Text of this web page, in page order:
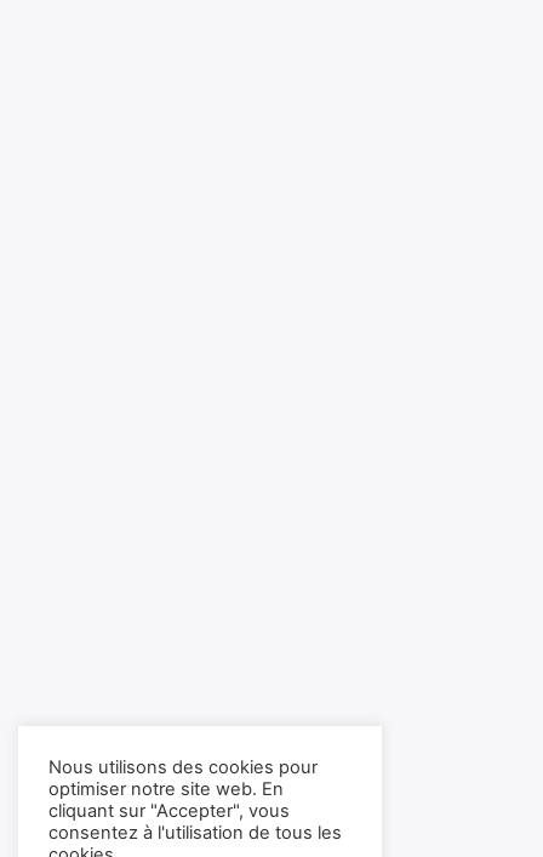
Nous utilisons des cookies pour
optimiser notre site web. En
cliquant sur "Accepter", vous
consentez à l'utilisation de tous les